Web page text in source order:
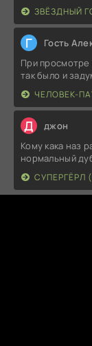
ЗВЁЗДНЫЙ
Г Гость
При
так было и
ЧЕЛОВЕК-
Д джон
Кому кака наз
нормальный
СУПЕРГЁРЛ